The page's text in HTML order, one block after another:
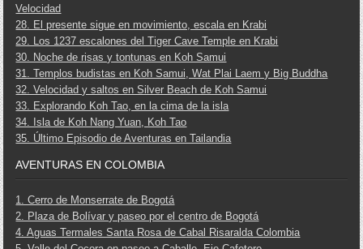
Velocidad
28. El presente sigue en movimiento, escala en Krabi
29. Los 1237 escalones del Tiger Cave Temple en Krabi
30. Noche de risas y tontunas en Koh Samui
31. Templos budistas en Koh Samui, Wat Plai Laem y Big Buddha
32. Velocidad y saltos en Silver Beach de Koh Samui
33. Explorando Koh Tao, en la cima de la isla
34. Isla de Koh Nang Yuan, Koh Tao
35. Último Episodio de Aventuras en Tailandia
AVENTURAS EN COLOMBIA
1. Cerro de Monserrate de Bogotá
2. Plaza de Bolívar y paseo por el centro de Bogotá
4. Aguas Termales Santa Rosa de Cabal Risaralda Colombia